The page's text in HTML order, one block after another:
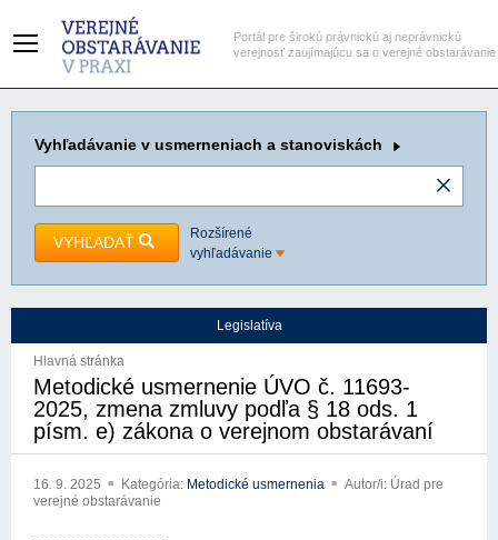
Portál pre širokú právnickú aj neprávnickú
verejnosť zaujímajúcu sa o verejné obstarávanie
Vyhľadávanie v usmerneniach a stanoviskách
VYHĽADAŤ
Rozšírené
vyhľadávanie
Legislatíva
Hlavná stránka
Metodické usmernenie ÚVO č. 11693-
2025, zmena zmluvy podľa § 18 ods. 1
písm. e) zákona o verejnom obstarávaní
16. 9. 2025 Kategória: Metodické usmernenia
Autor/i: Úrad pre
verejné obstarávanie